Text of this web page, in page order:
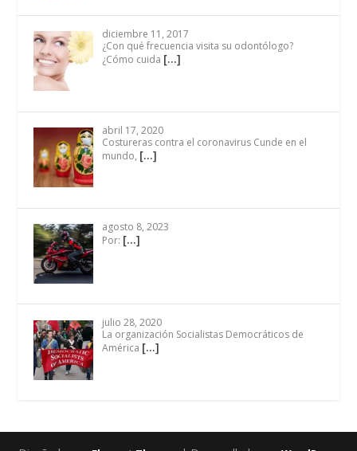
diciembre 11, 2017
¿Con qué frecuencia visita su odontólogo?
¿Cómo cuida […]
abril 17, 2020
Costureras contra el coronavirus Cunde en el
mundo, […]
agosto 8, 2023
Por: […]
julio 28, 2020
La organización Socialistas Democráticos de
América […]